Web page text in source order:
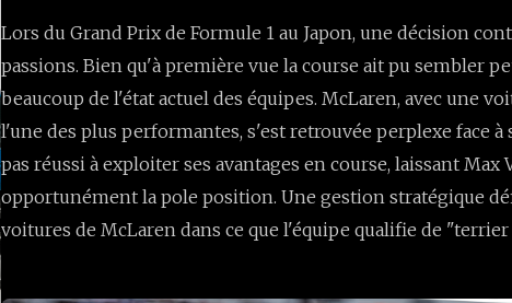
Lors du Grand Prix de Formule 1 au Japon, une décision
passions. Bien qu'à première vue la course ait pu sembler
beaucoup de l'état actuel des équipes. McLaren, avec une
l'une des plus performantes, s'est retrouvée perplexe face
pas réussi à exploiter ses avantages en course, laissant Max
opportunément la pole position. Une gestion stratégique
voitures de McLaren dans ce que l'équipe qualifie de "terrier